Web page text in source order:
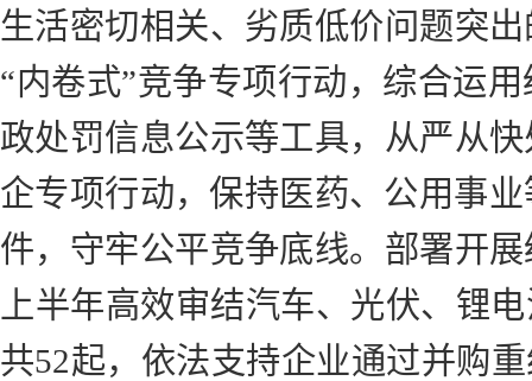
生活密切相关、劣质低价问题突
“内卷式”竞争专项行动，综合运
政处罚信息公示等工具，从严从
企专项行动，保持医药、公用事
件，守牢公平竞争底线。部署开
上半年高效审结汽车、光伏、锂
共52起，依法支持企业通过并购